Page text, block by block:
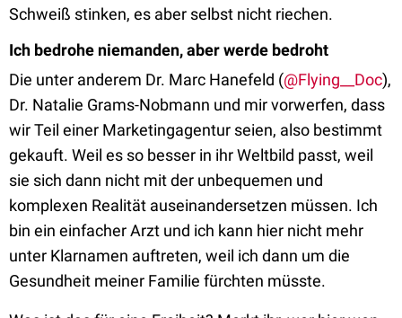
Schweiß stinken, es aber selbst nicht riechen.
Ich bedrohe niemanden, aber werde bedroht
Die unter anderem Dr. Marc Hanefeld (@Flying__Doc),
Dr. Natalie Grams-Nobmann und mir vorwerfen, dass
wir Teil einer Marketingagentur seien, also bestimmt
gekauft. Weil es so besser in ihr Weltbild passt, weil
sie sich dann nicht mit der unbequemen und
komplexen Realität auseinandersetzen müssen. Ich
bin ein einfacher Arzt und ich kann hier nicht mehr
unter Klarnamen auftreten, weil ich dann um die
Gesundheit meiner Familie fürchten müsste.